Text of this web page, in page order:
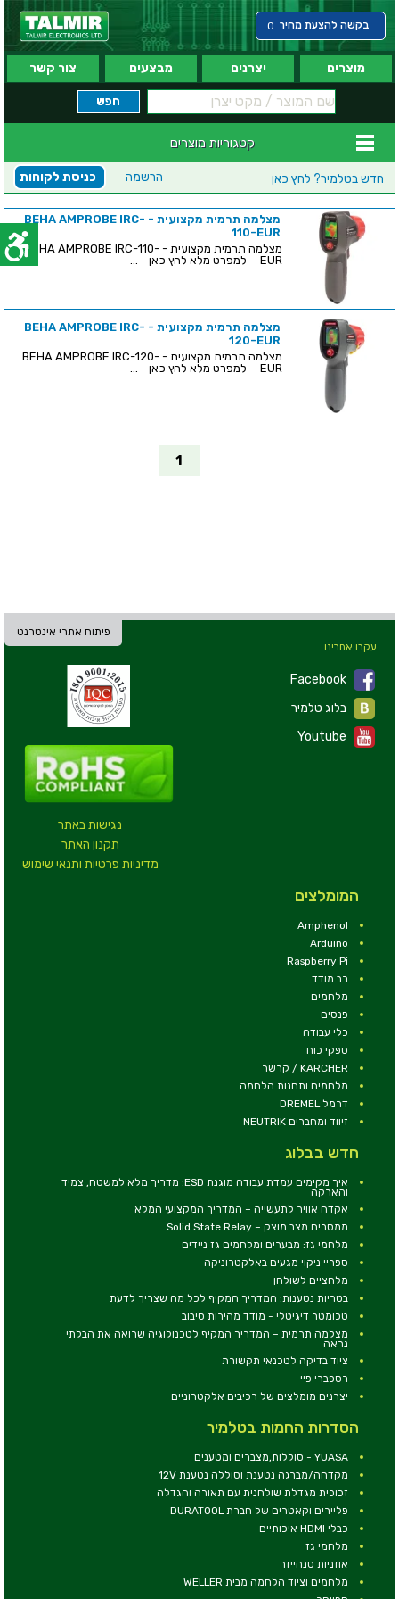
בקשה להצעת מחיר 0
מוצרים יצרנים מבצעים צור קשר
קטגוריות מוצרים
חדש בטלמיר? לחץ כאן כניסת לקוחות הרשמה
מצלמה תרמית מקצועית - BEHA AMPROBE IRC-
110-EUR
מצלמה תרמית מקצועית - BEHA AMPROBE IRC-110-
EUR למפרט מלא לחץ כאן ...
מצלמה תרמית מקצועית - BEHA AMPROBE IRC-
120-EUR
מצלמה תרמית מקצועית - BEHA AMPROBE IRC-120-
EUR למפרט מלא לחץ כאן ...
1
פיתוח אתרי אינטרנט
נגישות באתר
תקנון האתר
מדיניות פרטיות ותנאי שימוש
עקבו אחרינו
Facebook
Youtube
המומלצים
Amphenol
Arduino
Raspberry Pi
רב מודד
מלחמים
פנסים
כלי עבודה
ספקי כוח
KARCHER / קרשר
מלחמים ותחנות הלחמה
דרמל DREMEL
זיווד ומחברים NEUTRIK
חדש בבלוג
איך מקימים עמדת עבודה מוגנת ESD: מדריך מלא למשטח, צמיד
והארקה
אקדח אוויר לתעשייה – המדריך המקצועי המלא
ממסרים מצב מוצק – Solid State Relay
מלחמי גז: מבערים ומלחמים גז ניידים
ספריי ניקוי מגעים באלקטרוניקה
מלחציים לשולחן
בטריות נטענות: המדריך המקיף לכל מה שצריך לדעת
טכומטר דיגיטלי - מודד מהירות סיבוב
מצלמה תרמית – המדריך המקיף לטכנולוגיה שרואה את הבלתי
נראה
ציוד בדיקה לטכנאי תקשורת
רספברי פיי
יצרנים מומלצים של רכיבים אלקטרוניים
הסדרות החמות בטלמיר
YUASA - סוללות,מצברים ומטענים
מקדחה/מברגה נטענת וסוללה נטענת 12V
זכוכית מגדלת שולחנית עם תאורה והגדלה
פליירים וקאטרים של חברת DURATOOL
כבלי HDMI איכותיים
מלחמי גז
אוזניות סנהייזר
מלחמים וציוד הלחמה מבית WELLER